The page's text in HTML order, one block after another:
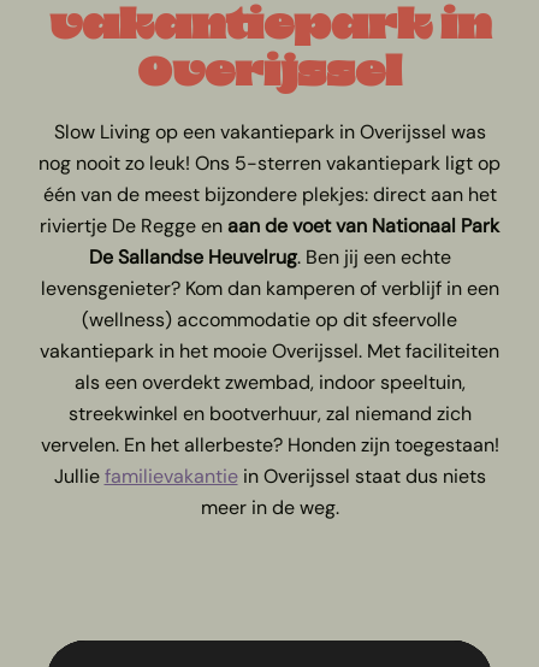
vakantiepark in
Overijssel
Slow Living op een vakantiepark in Overijssel was
nog nooit zo leuk! Ons 5-sterren vakantiepark ligt op
één van de meest bijzondere plekjes: direct aan het
riviertje De Regge enaan de voet van Nationaal Park
De Sallandse Heuvelrug. Ben jij een echte
levensgenieter? Kom dan kamperen of verblijf in een
(wellness) accommodatie op dit sfeervolle
vakantiepark in het mooie Overijssel. Met faciliteiten
als een overdekt zwembad, indoor speeltuin,
streekwinkel en bootverhuur, zal niemand zich
vervelen. En het allerbeste? Honden zijn toegestaan!
Julliefamilievakantiein Overijssel staat dus niets
meer in de weg.